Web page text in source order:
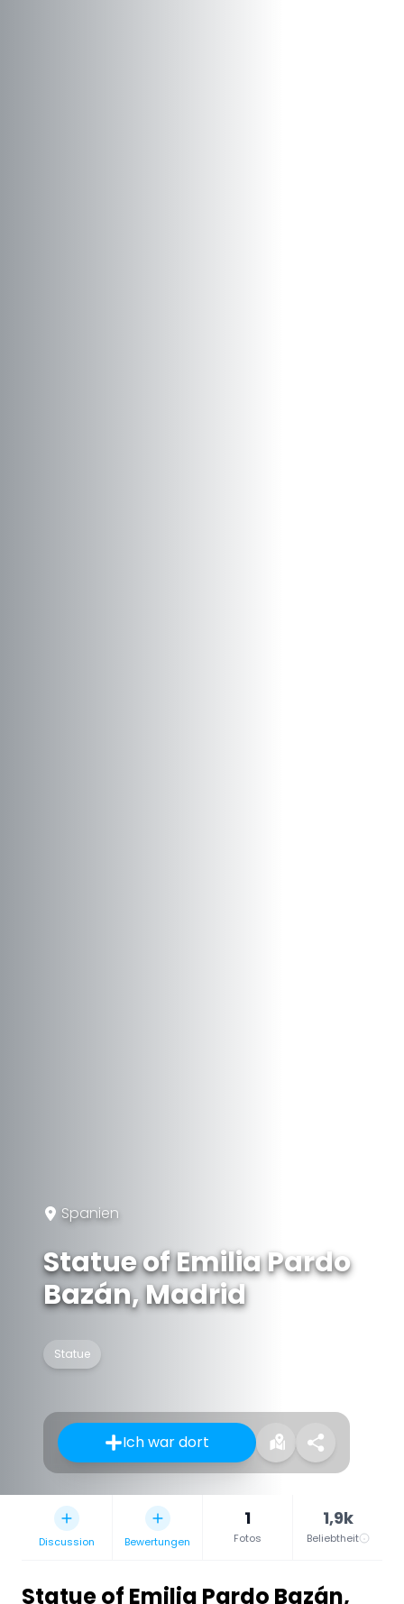
Spanien
Statue of Emilia Pardo
Bazán, Madrid
Statue
Ich war dort
Discussion Bewertungen
1
Fotos
1,9k
Beliebtheit
Statue of Emilia Pardo Bazán,